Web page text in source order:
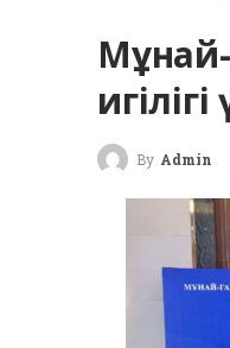
By Admin